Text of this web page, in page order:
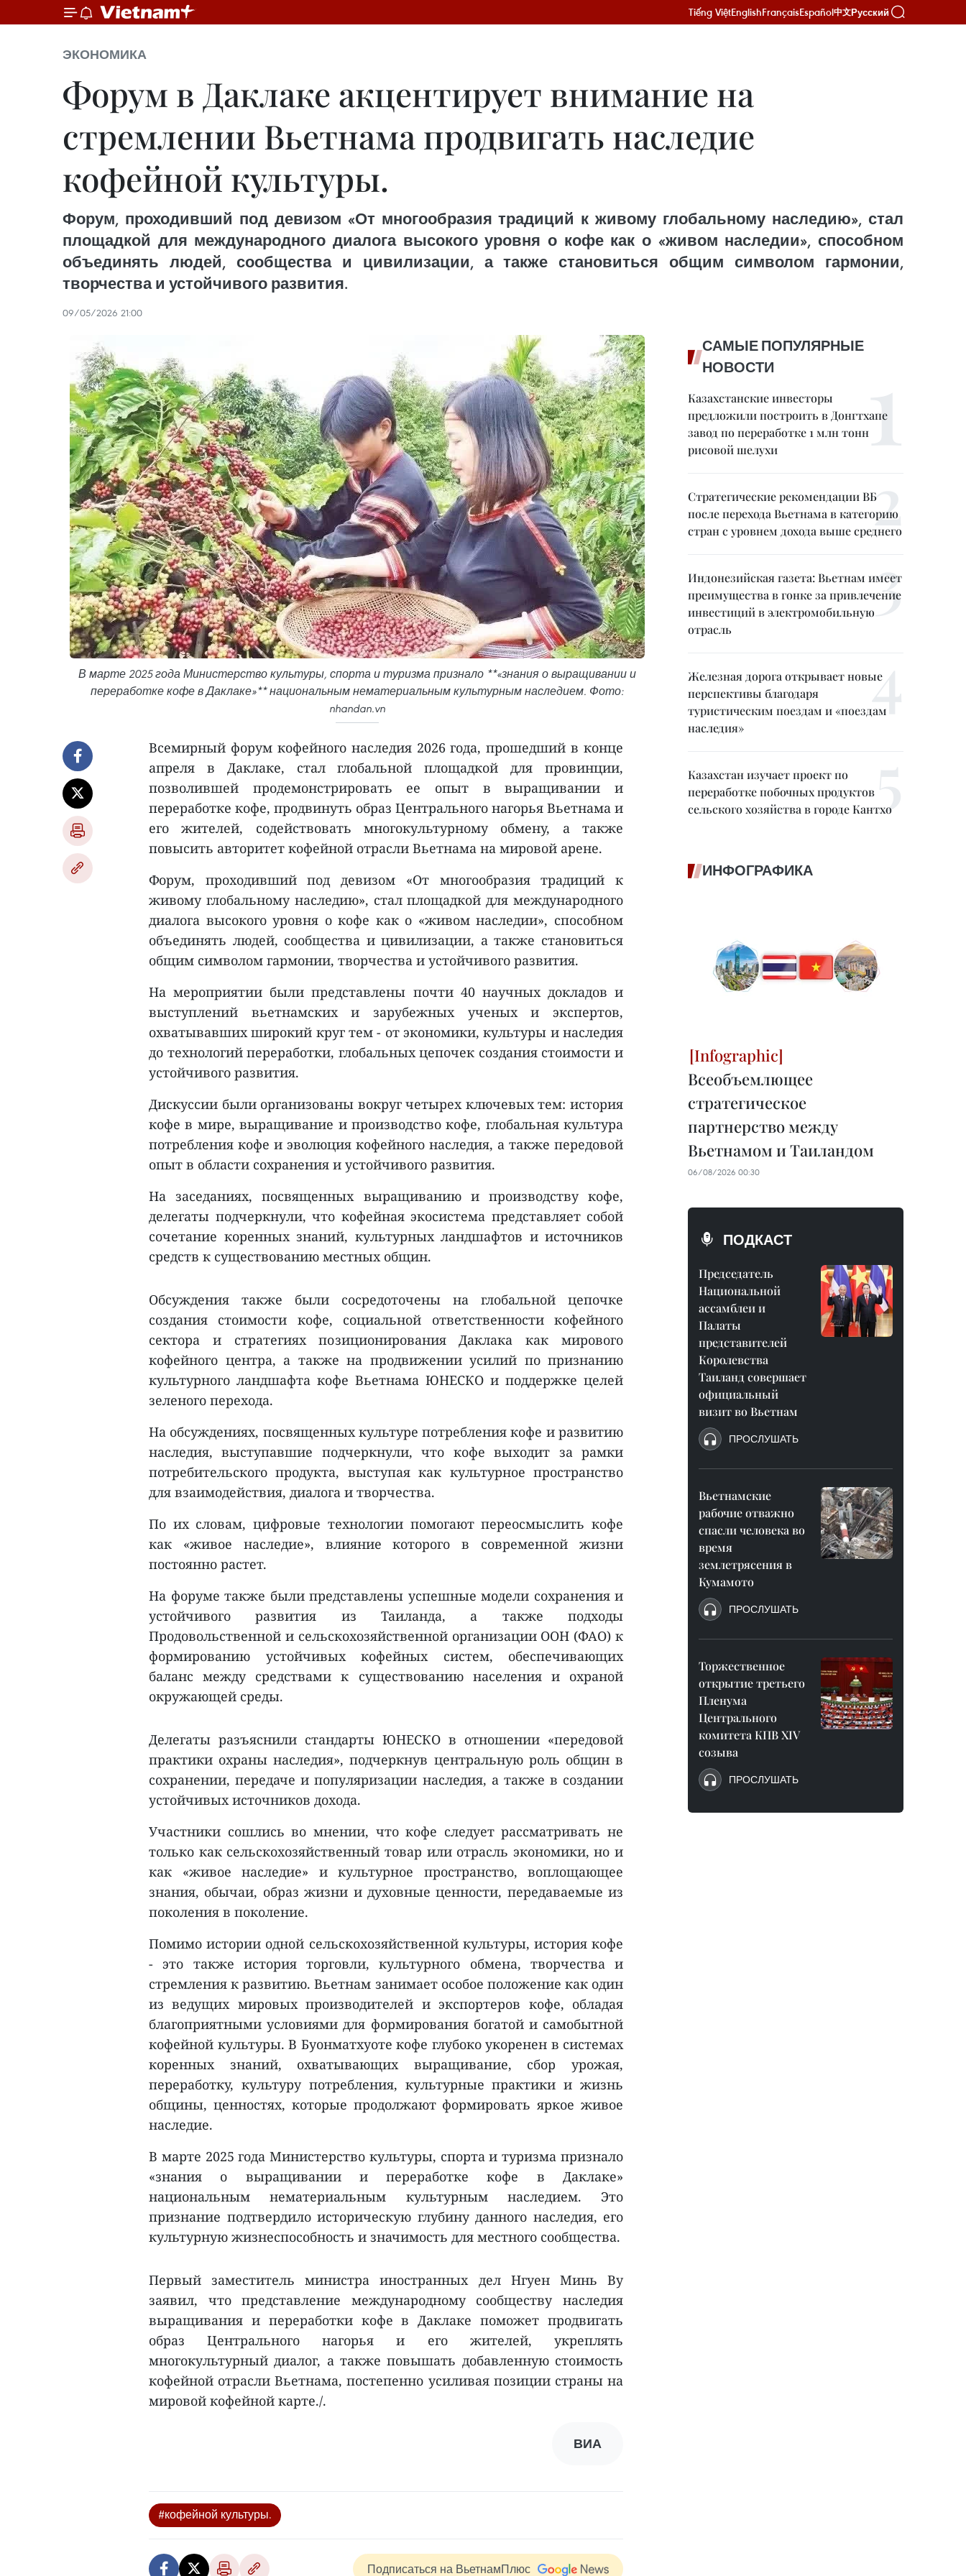
Tiếng ViệtEnglishFrançaisEspañol中文Русский
ЭКОНОМИКА
Форум в Даклаке акцентирует внимание на
стремлении Вьетнама продвигать наследие
кофейной культуры.
Форум, проходивший под девизом «От многообразия традиций к живому глобальному наследию», стал
площадкой для международного диалога высокого уровня о кофе как о «живом наследии», способном
объединять людей, сообщества и цивилизации, а также становиться общим символом гармонии,
творчества и устойчивого развития.
09/05/2026 21:00
В марте 2025 года Министерство культуры, спорта и туризма признало **«знания о выращивании и
переработке кофе в Даклаке»** национальным нематериальным культурным наследием. Фото:
nhandan.vn
Всемирный форум кофейного наследия 2026 года, прошедший в конце
апреля в Даклаке, стал глобальной площадкой для провинции,
позволившей продемонстрировать ее опыт в выращивании и
переработке кофе, продвинуть образ Центрального нагорья Вьетнама и
его жителей, содействовать многокультурному обмену, а также
повысить авторитет кофейной отрасли Вьетнама на мировой арене.
Форум, проходивший под девизом «От многообразия традиций к
живому глобальному наследию», стал площадкой для международного
диалога высокого уровня о кофе как о «живом наследии», способном
объединять людей, сообщества и цивилизации, а также становиться
общим символом гармонии, творчества и устойчивого развития.
На мероприятии были представлены почти 40 научных докладов и
выступлений вьетнамских и зарубежных ученых и экспертов,
охватывавших широкий круг тем - от экономики, культуры и наследия
до технологий переработки, глобальных цепочек создания стоимости и
устойчивого развития.
Дискуссии были организованы вокруг четырех ключевых тем: история
кофе в мире, выращивание и производство кофе, глобальная культура
потребления кофе и эволюция кофейного наследия, а также передовой
опыт в области сохранения и устойчивого развития.
На заседаниях, посвященных выращиванию и производству кофе,
делегаты подчеркнули, что кофейная экосистема представляет собой
сочетание коренных знаний, культурных ландшафтов и источников
средств к существованию местных общин.
Обсуждения также были сосредоточены на глобальной цепочке
создания стоимости кофе, социальной ответственности кофейного
сектора и стратегиях позиционирования Даклака как мирового
кофейного центра, а также на продвижении усилий по признанию
культурного ландшафта кофе Вьетнама ЮНЕСКО и поддержке целей
зеленого перехода.
На обсуждениях, посвященных культуре потребления кофе и развитию
наследия, выступавшие подчеркнули, что кофе выходит за рамки
потребительского продукта, выступая как культурное пространство
для взаимодействия, диалога и творчества.
По их словам, цифровые технологии помогают переосмыслить кофе
как «живое наследие», влияние которого в современной жизни
постоянно растет.
На форуме также были представлены успешные модели сохранения и
устойчивого развития из Таиланда, а также подходы
Продовольственной и сельскохозяйственной организации ООН (ФАО) к
формированию устойчивых кофейных систем, обеспечивающих
баланс между средствами к существованию населения и охраной
окружающей среды.
Делегаты разъяснили стандарты ЮНЕСКО в отношении «передовой
практики охраны наследия», подчеркнув центральную роль общин в
сохранении, передаче и популяризации наследия, а также в создании
устойчивых источников дохода.
Участники сошлись во мнении, что кофе следует рассматривать не
только как сельскохозяйственный товар или отрасль экономики, но и
как «живое наследие» и культурное пространство, воплощающее
знания, обычаи, образ жизни и духовные ценности, передаваемые из
поколения в поколение.
Помимо истории одной сельскохозяйственной культуры, история кофе
- это также история торговли, культурного обмена, творчества и
стремления к развитию. Вьетнам занимает особое положение как один
из ведущих мировых производителей и экспортеров кофе, обладая
благоприятными условиями для формирования богатой и самобытной
кофейной культуры. В Буонматхуоте кофе глубоко укоренен в системах
коренных знаний, охватывающих выращивание, сбор урожая,
переработку, культуру потребления, культурные практики и жизнь
общины, ценностях, которые продолжают формировать яркое живое
наследие.
В марте 2025 года Министерство культуры, спорта и туризма признало
«знания о выращивании и переработке кофе в Даклаке»
национальным нематериальным культурным наследием. Это
признание подтвердило историческую глубину данного наследия, его
культурную жизнеспособность и значимость для местного сообщества.
Первый заместитель министра иностранных дел Нгуен Минь Ву
заявил, что представление международному сообществу наследия
выращивания и переработки кофе в Даклаке поможет продвигать
образ Центрального нагорья и его жителей, укреплять
многокультурный диалог, а также повышать добавленную стоимость
кофейной отрасли Вьетнама, постепенно усиливая позиции страны на
мировой кофейной карте./.
ВИА
#кофейной культуры.
Подписаться на ВьетнамПлюс
САМЫЕ ПОПУЛЯРНЫЕ
НОВОСТИ
Казахстанские инвесторы
предложили построить в Донгтхапе
завод по переработке 1 млн тонн
рисовой шелухи
Стратегические рекомендации ВБ
после перехода Вьетнама в категорию
стран с уровнем дохода выше среднего
Индонезийская газета: Вьетнам имеет
преимущества в гонке за привлечение
инвестиций в электромобильную
отрасль
Железная дорога открывает новые
перспективы благодаря
туристическим поездам и «поездам
наследия»
Казахстан изучает проект по
переработке побочных продуктов
сельского хозяйства в городе Кантхо
ИНФОГРАФИКА
Всеобъемлющее
стратегическое
партнерство между
Вьетнамом и Таиландом
06/08/2026 00:30
ПОДКАСТ
Председатель
Национальной
ассамблеи и
Палаты
представителей
Королевства
Таиланд совершает
официальный
визит во Вьетнам
ПРОСЛУШАТЬ
Вьетнамские
рабочие отважно
спасли человека во
время
землетрясения в
Кумамото
ПРОСЛУШАТЬ
Торжественное
открытие третьего
Пленума
Центрального
комитета КПВ XIV
созыва
ПРОСЛУШАТЬ